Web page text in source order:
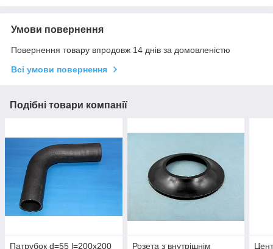
Умови повернення
Повернення товару впродовж 14 днів за домовленістю
Всі умови повернення
Подібні товари компанії
Патрубок d=55 l=200х200
Розета з внутрішнім